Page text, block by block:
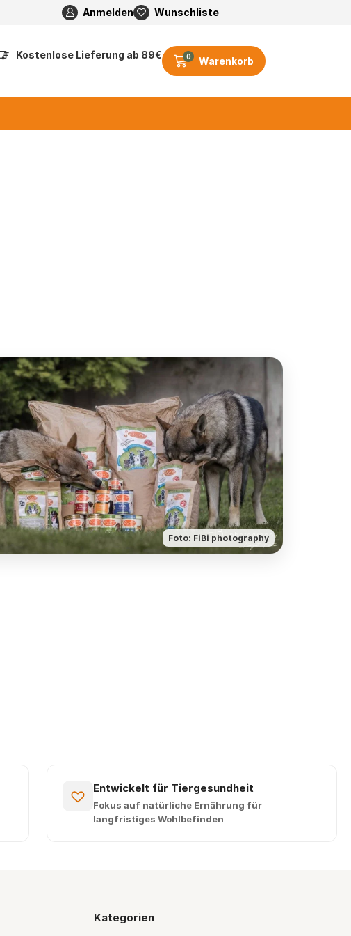
Anmelden Wunschliste
Kostenlose Lieferung ab 89€ 0 Warenkorb
Foto: FiBi photography
Entwickelt für Tiergesundheit
Fokus auf natürliche Ernährung für
langfristiges Wohlbefinden
Kategorien